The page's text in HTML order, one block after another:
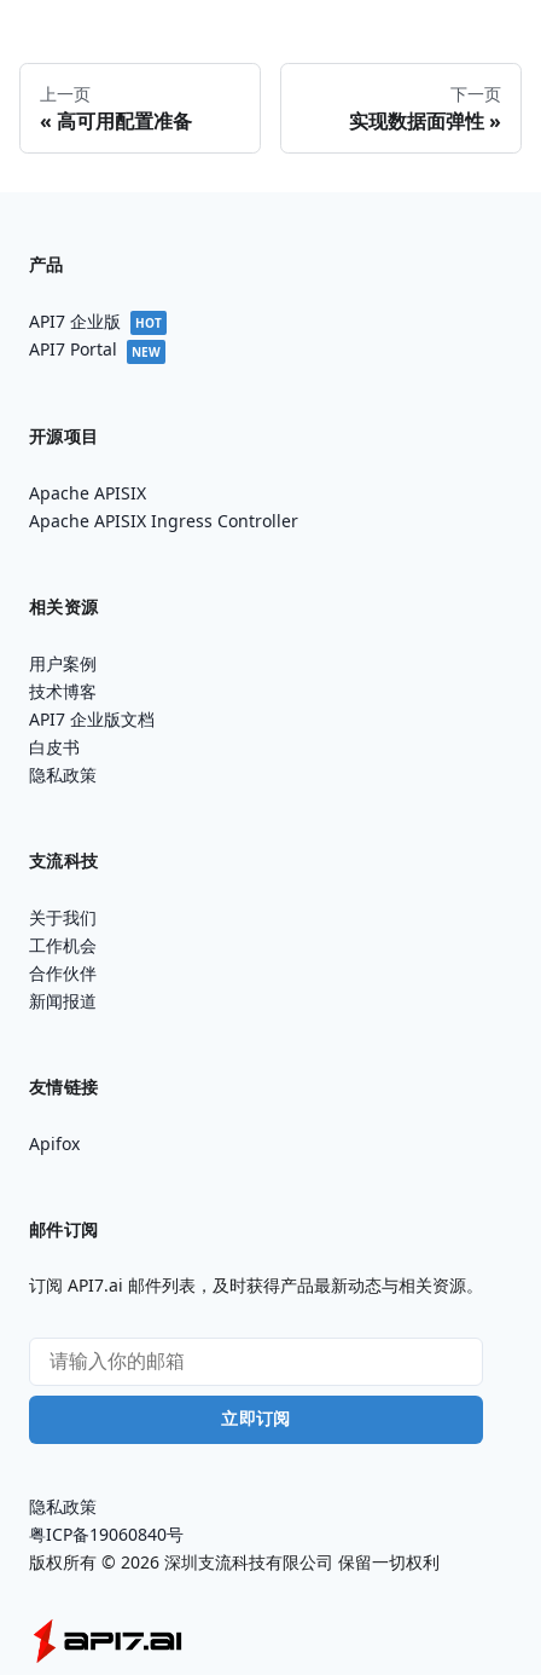
上一页
高可用配置准备
下一页
实现数据面弹性
产品
API7 企业版 HOT
API7 Portal NEW
开源项目
Apache APISIX
Apache APISIX Ingress Controller
相关资源
用户案例
技术博客
API7 企业版文档
白皮书
隐私政策
支流科技
关于我们
工作机会
合作伙伴
新闻报道
友情链接
Apifox
邮件订阅
订阅 API7.ai 邮件列表，及时获得产品最新动态与相关资源。
立即订阅
隐私政策
粤ICP备19060840号
版权所有 © 2026 深圳支流科技有限公司 保留一切权利